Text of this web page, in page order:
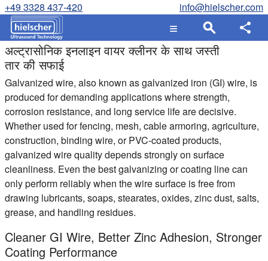
+49 3328 437-420 info@hielscher.com
अल्ट्रासोनिक इनलाइन वायर क्लीनर के साथ जस्ती
तार की सफाई
Galvanized wire, also known as galvanized iron (GI) wire, is
produced for demanding applications where strength,
corrosion resistance, and long service life are decisive.
Whether used for fencing, mesh, cable armoring, agriculture,
construction, binding wire, or PVC-coated products,
galvanized wire quality depends strongly on surface
cleanliness. Even the best galvanizing or coating line can
only perform reliably when the wire surface is free from
drawing lubricants, soaps, stearates, oxides, zinc dust, salts,
grease, and handling residues.
Cleaner GI Wire, Better Zinc Adhesion, Stronger
Coating Performance